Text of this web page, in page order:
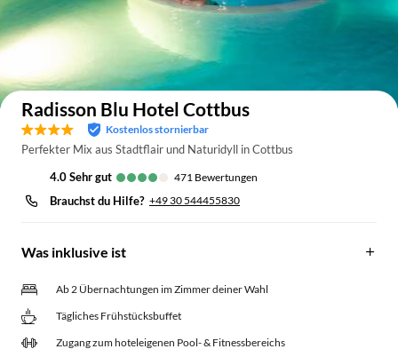
Radisson Blu Hotel Cottbus
Kostenlos stornierbar
Perfekter Mix aus Stadtflair und Naturidyll in Cottbus
4.0
sehr gut 471 Bewertungen
Brauchst du Hilfe? +49 30 544455830
Was inklusive ist
Ab 2 Übernachtungen im Zimmer deiner Wahl
Tägliches Frühstücksbuffet
Zugang zum hoteleigenen Pool- & Fitnessbereichs